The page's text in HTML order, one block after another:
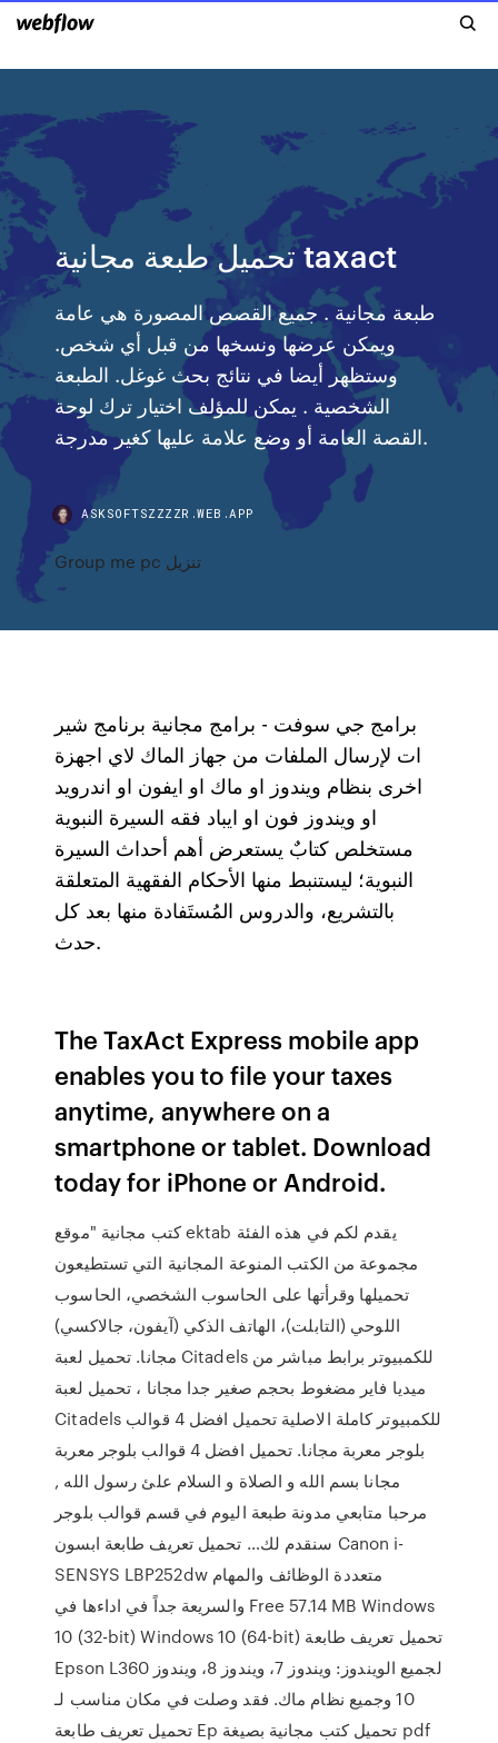
تحميل طبعة مجانية taxact
طبعة مجانية . جميع القصص المصورة هي عامة
ويمكن عرضها ونسخها من قبل أي شخص.
وستظهر أيضا في نتائج بحث غوغل. الطبعة
الشخصية . يمكن للمؤلف اختيار ترك لوحة
القصة العامة أو وضع علامة عليها كغير مدرجة.
ASKSOFTSZZZZR.WEB.APP
Group me pc تنزيل
برامج جي سوفت - برامج مجانية برنامج شير
ات لإرسال الملفات من جهاز الماك لاي اجهزة
اخرى بنظام ويندوز او ماك او ايفون او اندرويد
او ويندوز فون او ايباد فقه السيرة النبوية
مستخلص كتابٌ يستعرض أهم أحداث السيرة
النبوية؛ ليستنبط منها الأحكام الفقهية المتعلقة
بالتشريع، والدروس المُستَفادة منها بعد كل
حدث.
The TaxAct Express mobile app
enables you to file your taxes
anytime, anywhere on a
smartphone or tablet. Download
today for iPhone or Android.
كتب مجانية "موقع ektab يقدم لكم في هذه الفئة
مجموعة من الكتب المنوعة المجانية التي تستطيعون
تحميلها وقرأتها على الحاسوب الشخصي، الحاسوب
اللوحي (التابلت)، الهاتف الذكي (آيفون، جالاكسي)
مجانا. تحميل لعبة Citadels للكمبيوتر برابط مباشر من
ميديا فاير مضغوط بحجم صغير جدا مجانا ، تحميل لعبة
Citadels للكمبيوتر كاملة الاصلية تحميل افضل 4 قوالب
بلوجر معربة مجانا. تحميل افضل 4 قوالب بلوجر معربة
مجانا بسم الله و الصلاة و السلام علئ رسول الله ,
مرحبا متابعي مدونة طبعة اليوم في قسم قوالب بلوجر
سنقدم لك… تحميل تعريف طابعة ابسون Canon i-
SENSYS LBP252dw متعددة الوظائف والمهام
والسريعة جداً في اداءها في Free 57.14 MB Windows
10 (32-bit) Windows 10 (64-bit) تحميل تعريف طابعة
Epson L360 لجميع الويندوز: ويندوز 7، ويندوز 8، ويندوز
10 وجميع نظام ماك. فقد وصلت في مكان مناسب لـ
تحميل تعريف طابعة Ep تحميل كتب مجانية بصيغة pdf